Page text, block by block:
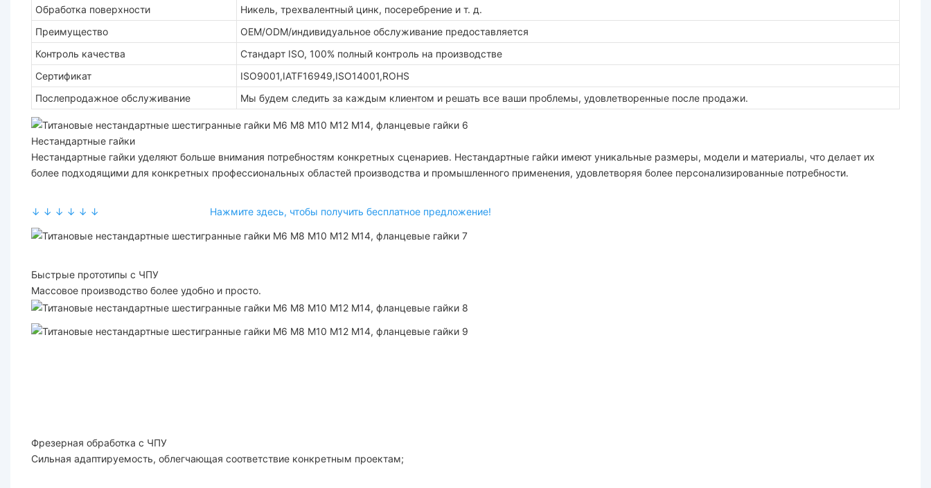
Обработка поверхности
Никель, трехвалентный цинк, посеребрение и т. д.
Преимущество
OEM/ODM/индивидуальное обслуживание предоставляется
Контроль качества
Стандарт ISO, 100% полный контроль на производстве
Сертификат
ISO9001,IATF16949,ISO14001,ROHS
Послепродажное обслуживание
Мы будем следить за каждым клиентом и решать все ваши проблемы, удовлетворенные после продажи.
Нестандартные гайки
Нестандартные гайки уделяют больше внимания потребностям конкретных сценариев. Нестандартные гайки имеют уникальные размеры, модели и материалы, что делает их
более подходящими для конкретных профессиональных областей производства и промышленного применения, удовлетворяя более персонализированные потребности.
↓ ↓ ↓ ↓ ↓ ↓ Нажмите здесь, чтобы получить бесплатное предложение!
Быстрые прототипы с ЧПУ
Массовое производство более удобно и просто.
Фрезерная обработка с ЧПУ
Сильная адаптируемость, облегчающая соответствие конкретным проектам;